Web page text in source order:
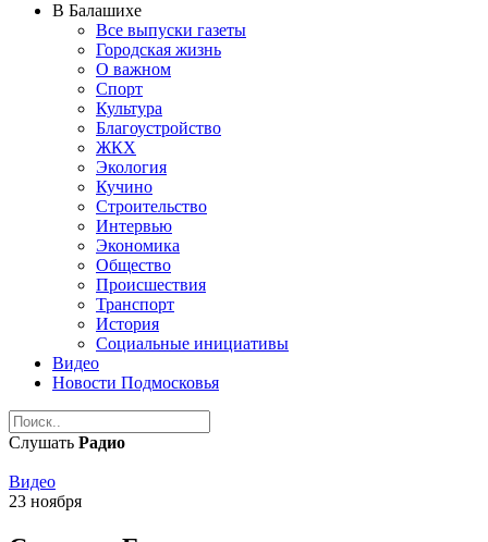
В Балашихе
Все выпуски газеты
Городская жизнь
О важном
Спорт
Культура
Благоустройство
ЖКХ
Экология
Кучино
Строительство
Интервью
Экономика
Общество
Происшествия
Транспорт
История
Социальные инициативы
Видео
Новости Подмосковья
Слушать Радио
Видео
23 ноября